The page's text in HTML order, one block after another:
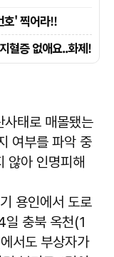
태로 매몰됐는
여부를 파악 중
않아 인명피해
용인에서 도로
일 충북 옥천(1
서도 부상자가